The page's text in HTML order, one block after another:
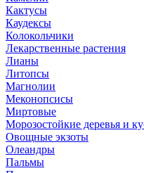
Кактусы
Каудексы
Колокольчики
Лекарственные растения
Лианы
Литопсы
Магнолии
Меконопсисы
Миртовые
Морозостойкие деревья и
Овощные экзоты
Олеандры
Пальмы